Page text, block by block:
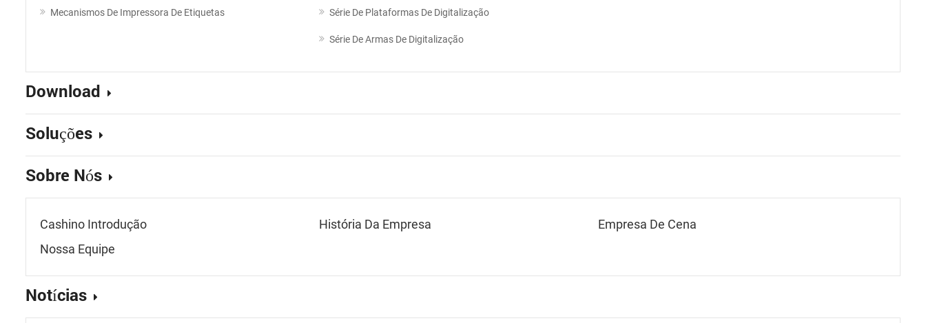
Mecanismos De Impressora De Etiquetas Série De Plataformas De Digitalização
Série De Armas De Digitalização
Download
Soluções
Sobre Nós
Cashino Introdução História Da Empresa
Empresa De Cena
Nossa Equipe
Notícias